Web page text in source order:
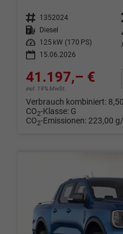
Fahrzeugnr. 1352024
Kraftstoff
Diesel
Leistung
125 kW (170 PS)
15.06.2026
41.197,– €
incl. 19% MwSt.
Verbrauch kombiniert:
CO2-Klasse: G
CO2-Emissionen: 223,00